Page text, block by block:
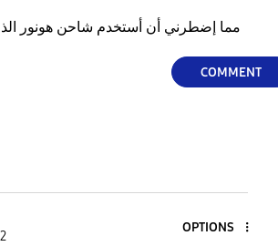
مما إضطرني أن أستخدم شاحن هونور
COMMENT
OPTIONS